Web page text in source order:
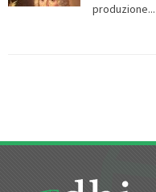
produzione...